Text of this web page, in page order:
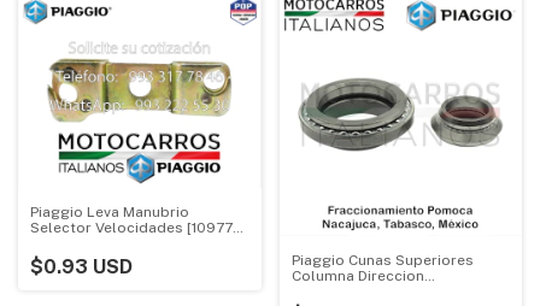
Piaggio Leva Manubrio
Selector Velocidades [109775]
$0.93 USD
Piaggio Cunas Superiores
Columna Direccion